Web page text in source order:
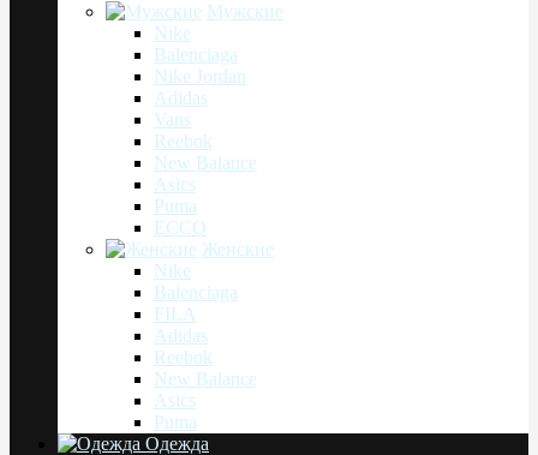
Мужские
Nike
Balenciaga
Nike Jordan
Adidas
Vans
Reebok
New Balance
Asics
Puma
ECCO
Женские
Nike
Balenciaga
FILA
Adidas
Reebok
New Balance
Asics
Puma
Одежда